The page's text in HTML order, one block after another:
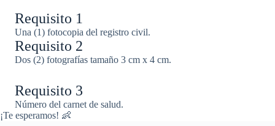
Requisito 1
Una (1) fotocopia del registro civil.
Requisito 2
Dos (2) fotografías tamaño 3 cm x 4 cm.
Requisito 3
Número del carnet de salud.
¡Te esperamos! 👶